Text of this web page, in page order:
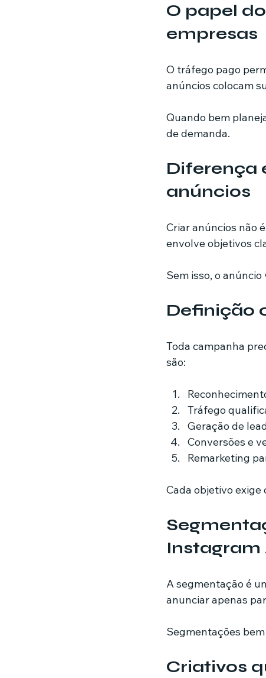
O papel
empresas
O tráfego pago
anúncios colocam
Quando bem
de demanda.
Diferença
anúncios
Criar anúncios não
envolve objetivos
Sem isso, o
Definição
Toda campanha
são:
Tráfego
Geração de
Conversões e
Remarketing
Cada objetivo
Instagram
A segmentação é
anunciar apenas
Segmentações
Criativos